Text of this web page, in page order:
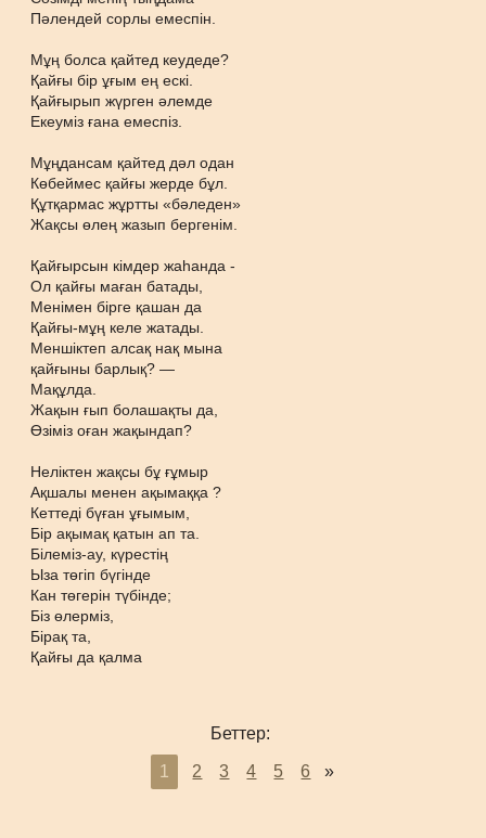
Пәлендей сорлы емеспін.
Мұң болса қайтед кеудеде?
Қайғы бір ұғым ең ескі.
Қайғырып жүрген әлемде
Екеуміз ғана емеспіз.
Мұңдансам қайтед дәл одан
Көбеймес қайғы жерде бұл.
Құтқармас жұртты «бәледен»
Жақсы өлең жазып бергенім.
Қайғырсын кімдер жаһанда -
Ол қайғы маған батады,
Менімен бірге қашан да
Қайғы-мұң келе жатады.
Меншіктеп алсақ нақ мына
қайғыны барлық? —
Мақұлда.
Жақын ғып болашақты да,
Өзіміз оған жақындап?
Неліктен жақсы бұ ғұмыр
Ақшалы менен ақымаққа ?
Кеттеді бүған ұғымым,
Бір ақымақ қатын ап та.
Білеміз-ау, күрестің
Ыза төгіп бүгінде
Кан төгерін түбінде;
Біз өлерміз,
Бірақ та,
Қайғы да қалма
Беттер:
1 2 3 4 5 6 »